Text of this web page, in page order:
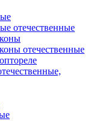
отечественные
отечественные